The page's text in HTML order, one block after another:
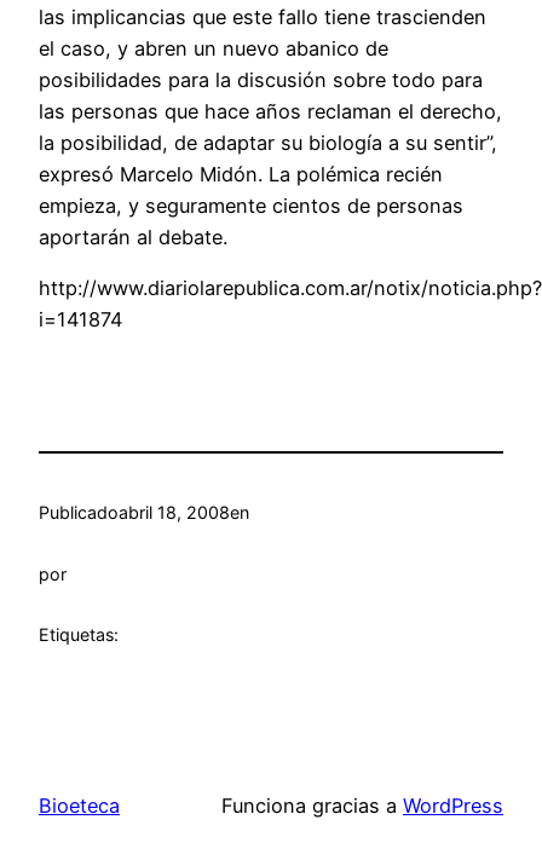
las implicancias que este fallo tiene trascienden
el caso, y abren un nuevo abanico de
posibilidades para la discusión sobre todo para
las personas que hace años reclaman el derecho,
la posibilidad, de adaptar su biología a su sentir”,
expresó Marcelo Midón. La polémica recién
empieza, y seguramente cientos de personas
aportarán al debate.
http://www.diariolarepublica.com.ar/notix/noticia.php?
i=141874
Publicadoabril 18, 2008en
por
Etiquetas:
Bioeteca Funciona gracias a WordPress